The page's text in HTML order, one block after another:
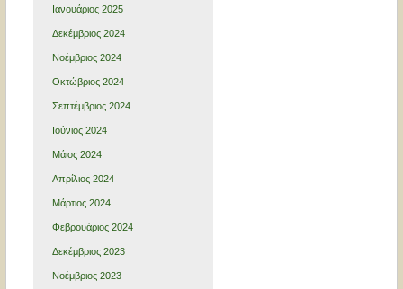
Ιανουάριος 2025
Δεκέμβριος 2024
Νοέμβριος 2024
Οκτώβριος 2024
Σεπτέμβριος 2024
Ιούνιος 2024
Μάιος 2024
Απρίλιος 2024
Μάρτιος 2024
Φεβρουάριος 2024
Δεκέμβριος 2023
Νοέμβριος 2023